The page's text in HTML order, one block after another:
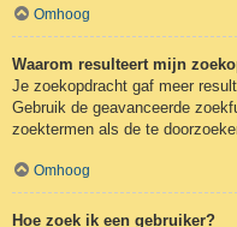
Omhoog
Waarom resulteert mijn
Je zoekopdracht gaf meer
Gebruik de geavanceerde
zoektermen als de te
Omhoog
Hoe zoek ik een gebruiker?